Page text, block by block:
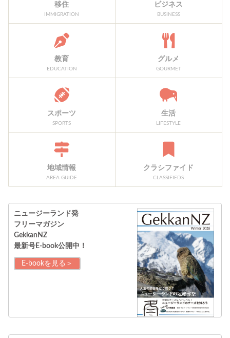
移住
IMMIGRATION
ビジネス
BUSINESS
教育
EDUCATION
グルメ
GOURMET
スポーツ
SPORTS
生活
LIFESTYLE
地域情報
AREA GUIDE
クラシファイド
CLASSIFIEDS
ニュージーランド発
フリーマガジン
GekkanNZ
最新号E-book公開中！
E-bookを見る＞